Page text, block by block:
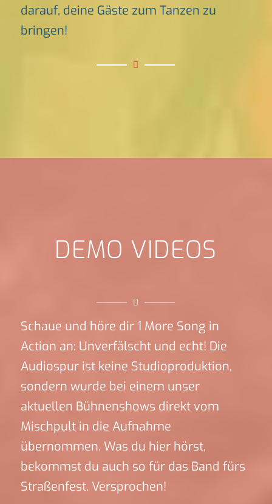
darauf, deine Gäste zum Tanzen zu
bringen!
DEMO VIDEOS
Schaue und höre dir 1 More Song in
Action an: Unverfälscht und echt! Die
Audiospur ist keine Studioproduktion,
sondern wurde bei einem unser
aktuellen Bühnenshows direkt vom
Mischpult in die Aufnahme
übernommen. Was du hier hörst,
bekommst du auch so für das Band fürs
Straßenfest. Versprochen!